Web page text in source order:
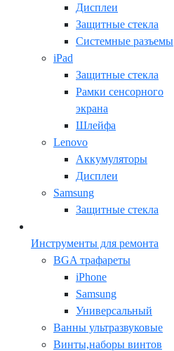
Дисплеи
Защитные стекла
Системные разъемы
iPad
Защитные стекла
Рамки сенсорного
экрана
Шлейфа
Lenovo
Аккумуляторы
Дисплеи
Samsung
Защитные стекла
Инструменты для ремонта
BGA трафареты
iPhone
Samsung
Универсальный
Ванны ультразвуковые
Винты,наборы винтов